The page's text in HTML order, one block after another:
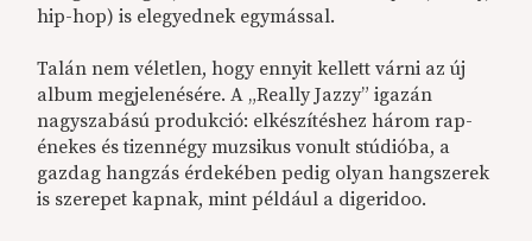
hip-hop) is elegyednek egymással.
Talán nem véletlen, hogy ennyit kellett várni az új
album megjelenésére. A „Really Jazzy” igazán
nagyszabású produkció: elkészítéshez három rap-
énekes és tizennégy muzsikus vonult stúdióba, a
gazdag hangzás érdekében pedig olyan hangszerek
is szerepet kapnak, mint például a digeridoo.